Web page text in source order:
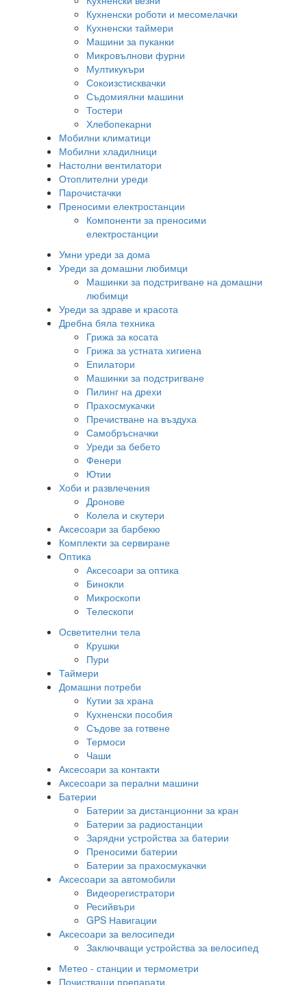
Кухненски роботи и месомелачки
Кухненски таймери
Машини за пуканки
Микровълнови фурни
Мултикукъри
Сокоизстисквачки
Съдомиялни машини
Тостери
Хлебопекарни
Мобилни климатици
Мобилни хладилници
Настолни вентилатори
Отоплителни уреди
Парочистачки
Преносими електростанции
Компоненти за преносими
електростанции
Умни уреди за дома
Уреди за домашни любимци
Машинки за подстригване на домашни
любимци
Уреди за здраве и красота
Дребна бяла техника
Грижа за косата
Грижа за устната хигиена
Епилатори
Машинки за подстригване
Пилинг на дрехи
Прахосмукачки
Пречистване на въздуха
Самобръсначки
Уреди за бебето
Фенери
Ютии
Хоби и развлечения
Дронове
Колела и скутери
Аксесоари за барбекю
Комплекти за сервиране
Оптика
Аксесоари за оптика
Бинокли
Микроскопи
Телескопи
Осветителни тела
Крушки
Пури
Таймери
Домашни потреби
Кутии за храна
Кухненски пособия
Съдове за готвене
Термоси
Чаши
Аксесоари за контакти
Аксесоари за перални машини
Батерии
Батерии за дистанционни за кран
Батерии за радиостанции
Зарядни устройства за батерии
Преносими батерии
Батерии за прахосмукачки
Аксесоари за автомобили
Видеорегистратори
Ресийвъри
GPS Навигации
Аксесоари за велосипеди
Заключващи устройства за велосипед
Метео - станции и термометри
Почистващи препарати